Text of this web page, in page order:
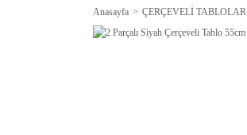
Anasayfa ÇERÇEVELİ TABLOLAR